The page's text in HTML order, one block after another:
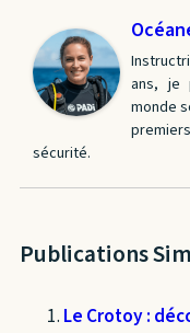
ans, je
monde
sécurité.
Publications
Le Crotoy :